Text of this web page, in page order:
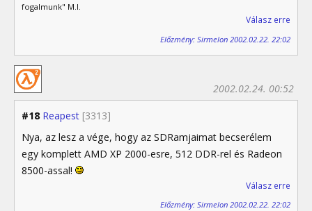
fogalmunk" M.I.
Válasz erre
Előzmény: Sirmelon 2002.02.22. 22:02
#18 Reapest [3313]
2002.02.24. 00:52
Nya, az lesz a vége, hogy az SDRamjaimat becserélem
egy komplett AMD XP 2000-esre, 512 DDR-rel és Radeon
8500-assal!
Válasz erre
Előzmény: Sirmelon 2002.02.22. 22:02